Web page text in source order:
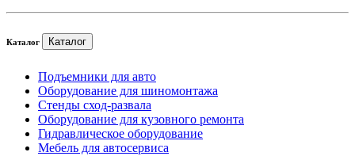
Каталог Каталог
Подъемники для авто
Оборудование для шиномонтажа
Стенды сход-развала
Оборудование для кузовного ремонта
Гидравлическое оборудование
Мебель для автосервиса